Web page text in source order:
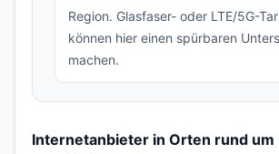
Region. Glasfaser- oder LTE/5G-
können hier einen spürbaren
machen.
Internetanbieter in Orten rund um